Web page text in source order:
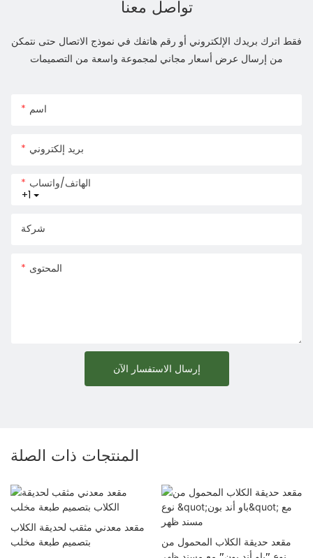
تواصل معنا
فقط اترك بريدك الإلكتروني أو رقم هاتفك في نموذج الاتصال حتى نتمكن
من إرسال عرض أسعار مجاني لمجموعة واسعة من التصميمات
اسم
بريد إلكتروني
+1
الهاتف/واتساب
شركة
المحتوى
إرسال الاستفسار الآن
المنتجات ذات الصلة
مقعد معدني مثقب لحديقة الكلاب
بتصميم طبعة مخلب
مقعد حديقة الكلاب المحمول من